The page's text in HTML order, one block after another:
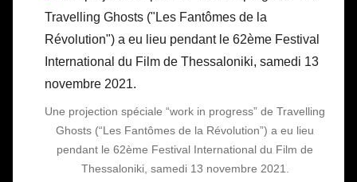
Une projection spéciale “work in progress” de Travelling
Ghosts (“Les Fantômes de la Révolution”) a eu lieu
pendant le 62ème Festival International du Film de
Thessaloniki, samedi 13 novembre 2021.